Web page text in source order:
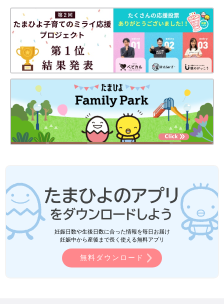
妊娠日数や生後日数に合った情報を毎日お届け
妊娠中から産後まで長く使える無料アプリ
無料ダウンロード